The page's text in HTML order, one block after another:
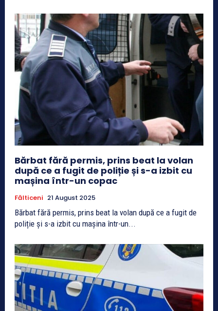
Bărbat fără permis, prins beat la volan
după ce a fugit de poliție și s-a izbit cu
mașina într-un copac
Fălticeni 21 August 2025
Bărbat fără permis, prins beat la volan după ce a fugit de
poliție și s-a izbit cu mașina într-un...